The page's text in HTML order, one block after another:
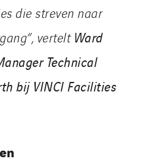
die streven naar
verteltWard
Technical
bij VINCI Facilities